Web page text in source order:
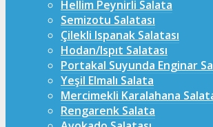
Hellim Peynirli Salata
Semizotu Salatası
Çilekli Ispanak Salatası
Hodan/Ispıt Salatası
Portakal Suyunda Enginar
Yeşil Elmalı Salata
Mercimekli Karalahana
Rengarenk Salata